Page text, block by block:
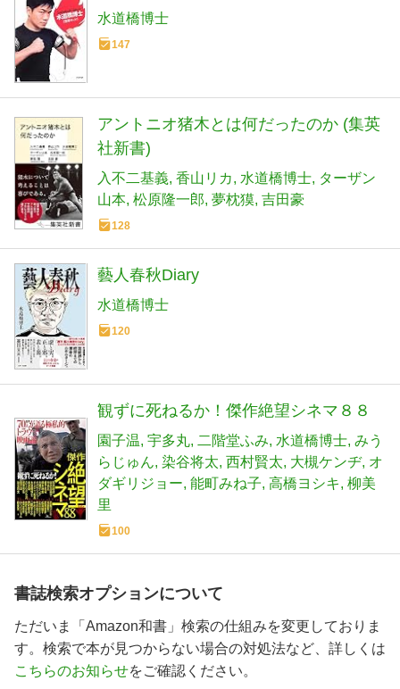
水道橋博士
147
アントニオ猪木とは何だったのか (集英
社新書)
入不二基義 香山リカ 水道橋博士 ターザン
山本 松原隆一郎 夢枕獏 吉田豪
128
藝人春秋Diary
水道橋博士
120
観ずに死ねるか！傑作絶望シネマ８８
園子温 宇多丸 二階堂ふみ 水道橋博士 みう
らじゅん 染谷将太 西村賢太 大槻ケンヂ オ
ダギリジョー 能町みね子 高橋ヨシキ 柳美
里
100
書誌検索オプションについて
ただいま「Amazon和書」検索の仕組みを変更しておりま
す。検索で本が見つからない場合の対処法など、詳しくは
こちらのお知らせをご確認ください。